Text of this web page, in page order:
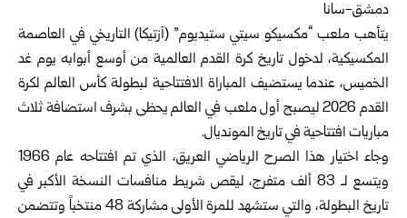
دمشق-سانا‏
يتأهب ملعب “مكسيكو سيتي ستيديوم” (آزتيكا) التاريخي ‏في العاصمة
المكسيكية، لدخول تاريخ كرة القدم العالمية ‏من أوسع أبوابه يوم غد
الخميس، عندما يستضيف ‏المباراة الافتتاحية لبطولة كأس العالم لكرة
القدم 2026 ‏ليصبح أول ملعب في العالم يحظى بشرف استضافة ‏ثلاث
مباريات افتتاحية في تاريخ المونديال‎.‎
وجاء اختيار هذا الصرح الرياضي العريق، الذي تم ‏افتتاحه عام 1966
ويتسع لـ 83 ألف متفرج، ليقص ‏شريط منافسات النسخة الأكبر في
تاريخ البطولة، والتي ‏ستشهد للمرة الأولى مشاركة 48 منتخباً وتتضمن